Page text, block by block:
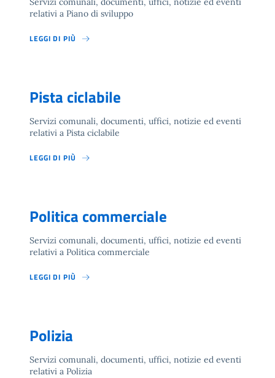
relativi a Piano di sviluppo
LEGGI DI PIÙ
Pista ciclabile
Servizi comunali, documenti, uffici, notizie ed eventi
relativi a Pista ciclabile
LEGGI DI PIÙ
Politica commerciale
Servizi comunali, documenti, uffici, notizie ed eventi
relativi a Politica commerciale
LEGGI DI PIÙ
Polizia
Servizi comunali, documenti, uffici, notizie ed eventi
relativi a Polizia